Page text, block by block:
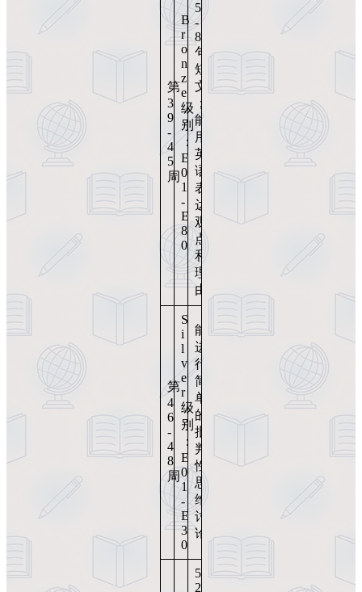
第
3
9
-
4
5
周
B
r
o
n
z
e
级
别
：
E
0
1
-
E
8
0
5
-
8
句
短
文
；
能
用
英
语
表
达
观
点
和
理
由
第
4
6
-
4
8
周
S
i
l
v
e
r
级
别
：
E
0
1
-
E
3
0
能
进
行
简
单
的
批
判
性
思
维
讨
论
5
2